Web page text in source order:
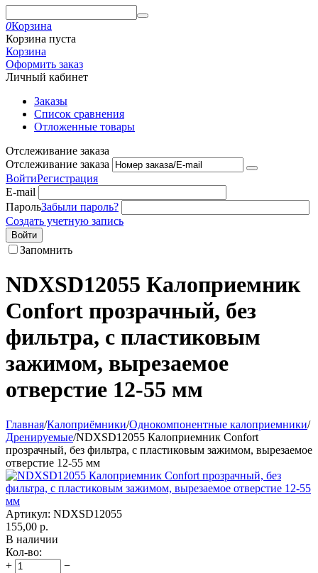
0Корзина
Корзина пуста
Корзина
Оформить заказ
Личный кабинет
Заказы
Список сравнения
Отложенные товары
Отслеживание заказа
Отслеживание заказа
ВойтиРегистрация
E-mail
ПарольЗабыли пароль?
Создать учетную запись
Войти
Запомнить
NDXSD12055 Калоприемник
Confort прозрачный, без
фильтра, с пластиковым
зажимом, вырезаемое
отверстие 12-55 мм
Главная/Калоприёмники/Однокомпонентные калоприемники/
Дренируемые/NDXSD12055 Калоприемник Confort
прозрачный, без фильтра, с пластиковым зажимом, вырезаемое
отверстие 12-55 мм
Артикул: NDXSD12055
155,00 р.
В наличии
Кол-во:
+
−